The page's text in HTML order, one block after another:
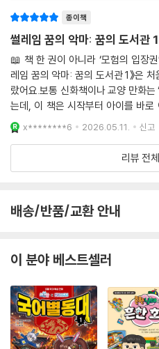
종이책
썰레임 꿈의 악마: 꿈의 도서관 1
📖 책 한 권이 아니라 ‘모험의 입장권
레임 꿈의 악마: 꿈의 도서관 1》은
랐어요.보통 신화책이나 교양 만화는
는데, 이 책은 시작부터 아이를 바로
들어가는 구조였어요.선아도 책을 펼
공부책 아니고 완전 모험이네?”라고
낌이었어요.🌙 꿈의 도서관으
x********6 2026.05.11. 신고
리뷰 전
배송/반품/교환 안내
이 분야 베스트셀러